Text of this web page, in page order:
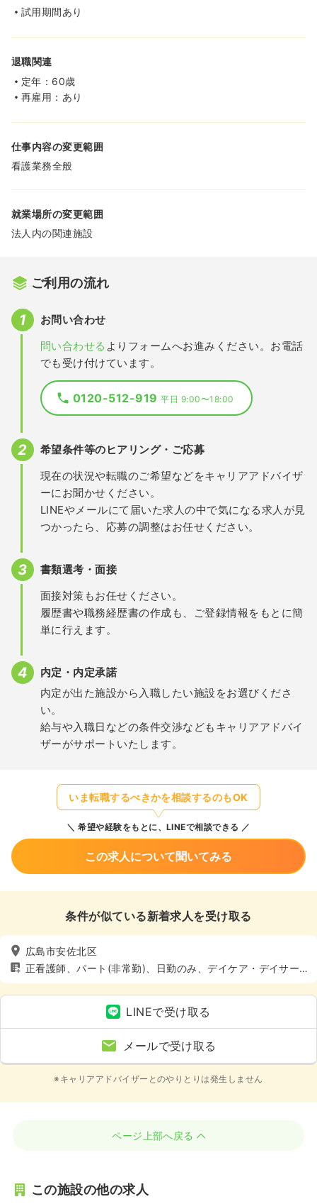
試用期間あり
退職関連
定年：60歳
再雇用：あり
仕事内容の変更範囲
看護業務全般
就業場所の変更範囲
法人内の関連施設
ご利用の流れ
お問い合わせ
問い合わせる よりフォームへお進みください。お電話
でも受け付けています。
0120-512-919平日 9:00〜18:00
希望条件等のヒアリング・ご応募
現在の状況や転職のご希望などをキャリアアドバイザ
ーにお聞かせください。
LINEやメールにて届いた求人の中で気になる求人が見
つかったら、応募の調整はお任せください。
書類選考・面接
面接対策もお任せください。
履歴書や職務経歴書の作成も、ご登録情報をもとに簡
単に行えます。
内定・内定承諾
内定が出た施設から入職したい施設をお選びくださ
い。
給与や入職日などの条件交渉などもキャリアアドバイ
ザーがサポートいたします。
いま転職するべきかを相談するのもOK
希望や経験をもとに、LINEで相談できる
この求人について聞いてみる
条件が似ている新着求人を受け取る
広島市安佐北区
正看護師、パート(非常勤)、日勤のみ、デイケア・デイサー
ビス、介護・福祉系、4週8休以上
LINEで受け取る
メールで受け取る
※キャリアアドバイザーとのやりとりは発生しません
ページ上部へ戻る
この施設の他の求人